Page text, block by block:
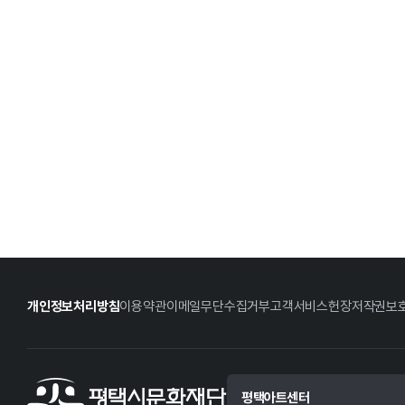
개인정보처리방침이용약관이메일무단수집거부고객서비스헌장저작권보
평택아트센터